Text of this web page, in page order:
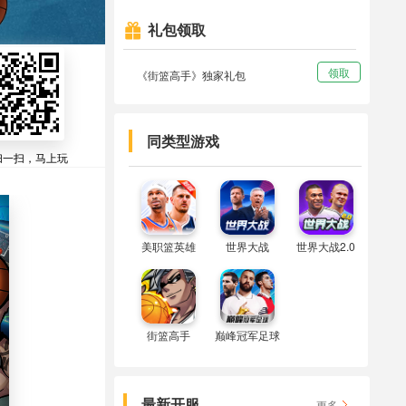
扫，马上玩
 礼包领取
《街篮高手》独家礼包 领取
同类型游戏
美职篮英雄 世界大战 世界大战2.0
街篮高手 巅峰冠军足球